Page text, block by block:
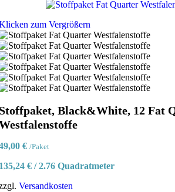
zum Vergrößern
Black&White, 12 Fat
€ /Paket
€ /2.76 Quadratmeter
Versandkosten